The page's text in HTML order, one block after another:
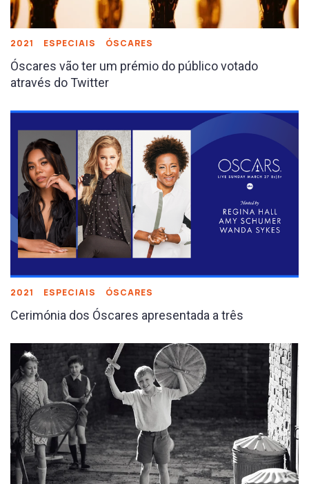
2021 ESPECIAIS ÓSCARES
Óscares vão ter um prémio do público votado
através do Twitter
2021 ESPECIAIS ÓSCARES
Cerimónia dos Óscares apresentada a três